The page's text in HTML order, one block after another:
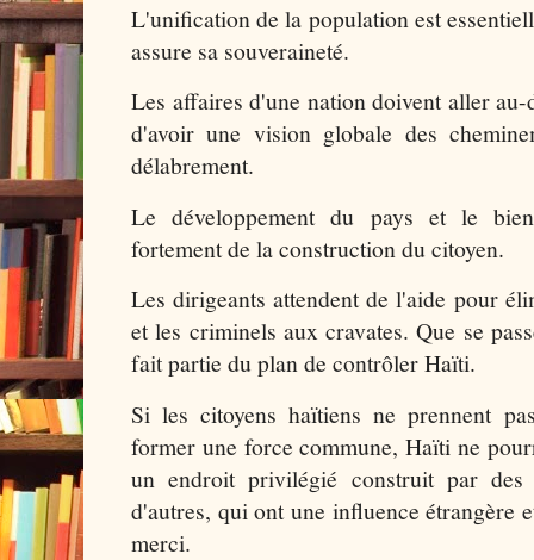
L'unification de la population est
assure sa souveraineté.
Les affaires d'une nation doivent aller
d'avoir une vision globale des
délabrement.
Le développement du pays et le
fortement de la construction du citoyen.
Les dirigeants attendent de l'aide pour
et les criminels aux cravates. Que se
fait partie du plan de contrôler Haïti.
Si les citoyens haïtiens ne prennent
former une force commune, Haïti ne
un endroit privilégié construit par des
d'autres, qui ont une influence étrangère
merci.